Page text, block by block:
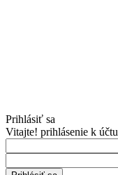
Prihlásiť sa
Vitajte! prihlásenie k účtu